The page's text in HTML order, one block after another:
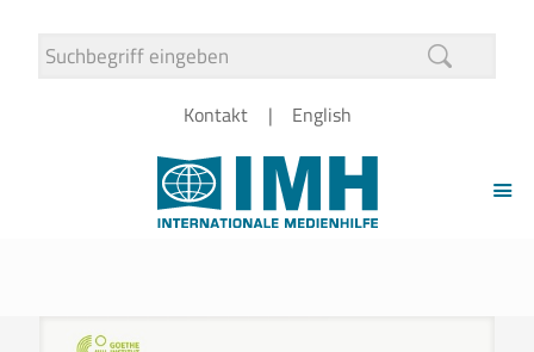
Kontakt English